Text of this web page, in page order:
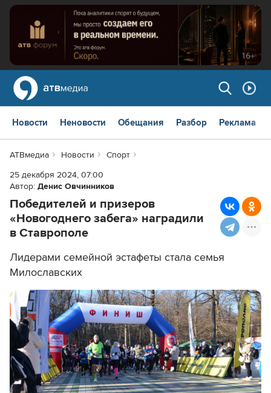
Новости Неновости Обещания Разбор Реклама
АТВмедиа Новости
Спорт
25 декабря 2024, 07:00
Автор: Денис Овчинников
Победителей и призеров
«Новогоднего забега» наградили
в Ставрополе
Лидерами семейной эстафеты стала семья
Милославских